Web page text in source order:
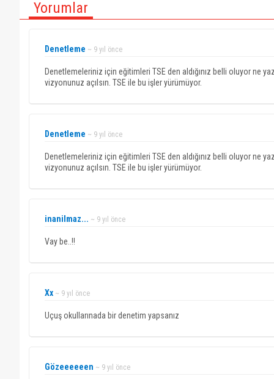
Yorumlar
Denetleme ~ 9 yıl önce
Denetlemeleriniz için eğitimleri TSE den aldığınız belli oluyor ne
vizyonunuz açılsın. TSE ile bu işler yürümüyor.
Denetleme ~ 9 yıl önce
Denetlemeleriniz için eğitimleri TSE den aldığınız belli oluyor ne
vizyonunuz açılsın. TSE ile bu işler yürümüyor.
inanilmaz... ~ 9 yıl önce
Vay be..!!
Xx ~ 9 yıl önce
Uçuş okullarınada bir denetim yapsanız
Gözeeeeeen ~ 9 yıl önce